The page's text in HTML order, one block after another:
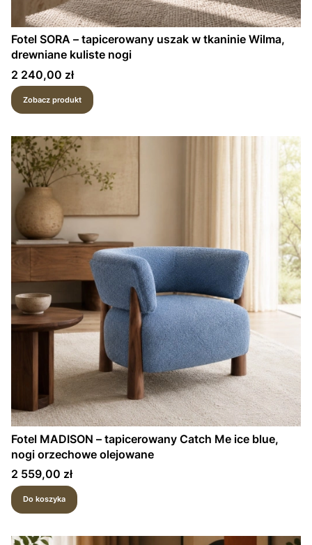
Fotel SORA – tapicerowany uszak w tkaninie Wilma,
drewniane kuliste nogi
Cena
2 240,00 zł
Zobacz produkt
Fotel MADISON – tapicerowany Catch Me ice blue,
nogi orzechowe olejowane
Cena
2 559,00 zł
Do koszyka